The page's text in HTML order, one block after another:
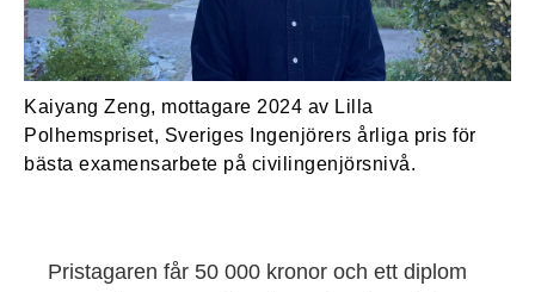
Kaiyang Zeng, mottagare 2024 av Lilla
Polhemspriset, Sveriges Ingenjörers årliga pris för
bästa examensarbete på civilingenjörsnivå.
Pristagaren får 50 000 kronor och ett diplom